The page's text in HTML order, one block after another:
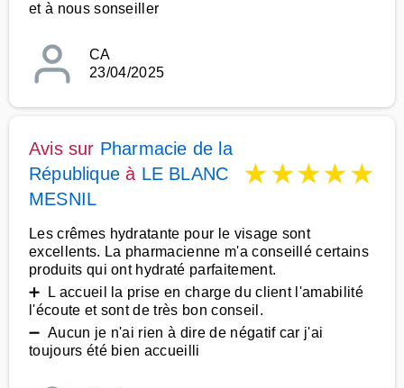
et à nous sonseiller
CA
23/04/2025
Avis sur Pharmacie de la
République à LE BLANC
MESNIL
★★★★★
Les crêmes hydratante pour le visage sont
excellents. La pharmacienne m'a conseillé certains
produits qui ont hydraté parfaitement.
➕ L accueil la prise en charge du client l'amabilité
l'écoute et sont de très bon conseil.
➖ Aucun je n'ai rien à dire de négatif car j'ai
toujours été bien accueilli